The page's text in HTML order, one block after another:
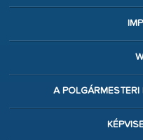
A POLGÁRMESTERI